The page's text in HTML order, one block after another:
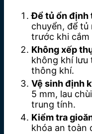
Để tủ ổn định
chuyển, để
trước khi cắm
Không xếp
không khí
thông khí.
Vệ sinh định
5 mm, lau
trung tính.
Kiểm tra
khóa an toàn